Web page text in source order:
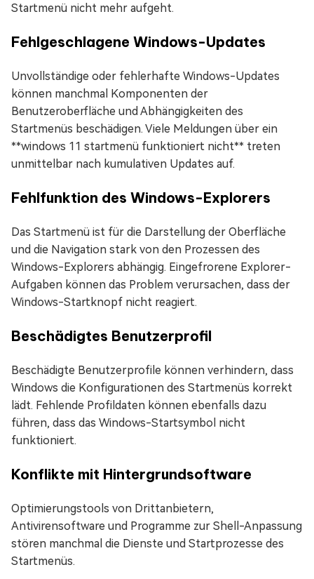
Startmenü nicht mehr aufgeht.
Fehlgeschlagene Windows-Updates
Unvollständige oder fehlerhafte Windows-Updates
können manchmal Komponenten der
Benutzeroberfläche und Abhängigkeiten des
Startmenüs beschädigen. Viele Meldungen über ein
**windows 11 startmenü funktioniert nicht** treten
unmittelbar nach kumulativen Updates auf.
Fehlfunktion des Windows-Explorers
Das Startmenü ist für die Darstellung der Oberfläche
und die Navigation stark von den Prozessen des
Windows-Explorers abhängig. Eingefrorene Explorer-
Aufgaben können das Problem verursachen, dass der
Windows-Startknopf nicht reagiert.
Beschädigtes Benutzerprofil
Beschädigte Benutzerprofile können verhindern, dass
Windows die Konfigurationen des Startmenüs korrekt
lädt. Fehlende Profildaten können ebenfalls dazu
führen, dass das Windows-Startsymbol nicht
funktioniert.
Konflikte mit Hintergrundsoftware
Optimierungstools von Drittanbietern,
Antivirensoftware und Programme zur Shell-Anpassung
stören manchmal die Dienste und Startprozesse des
Startmenüs.